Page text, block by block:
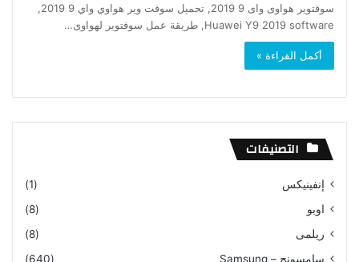
سوفتوير هواوى واى 9 2019, تحميل سوفت وير هواوي واي 9 2019,
Huawei Y9 2019 software, طريقة عمل سوفتوير لهواوى…
أكمل القراءة »
التصنيفات
إنفينيكس
(1)
اوبو
(8)
ريلمى
(8)
سامسونج – Samsung
(640)